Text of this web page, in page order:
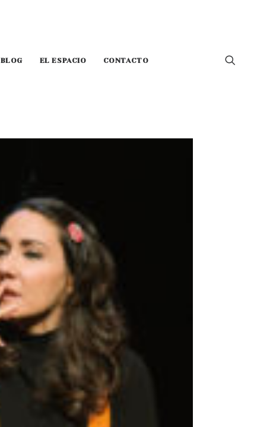
BLOG EL ESPACIO CONTACTO